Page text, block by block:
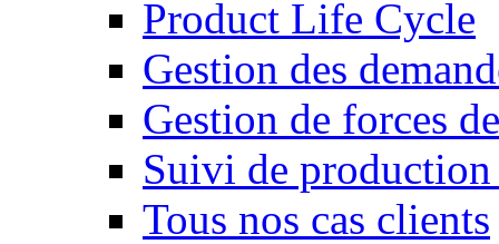
Product Life Cycle
Gestion des
Gestion de forces
Suivi de
Tous nos cas clients